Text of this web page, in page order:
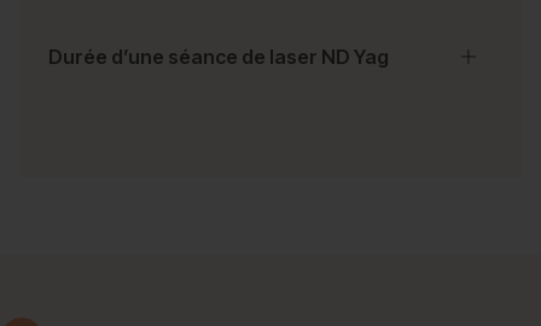
Durée d’une séance de laser ND Yag